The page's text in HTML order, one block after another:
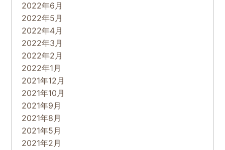
2022年6月
2022年5月
2022年4月
2022年3月
2022年2月
2022年1月
2021年12月
2021年10月
2021年9月
2021年8月
2021年5月
2021年2月